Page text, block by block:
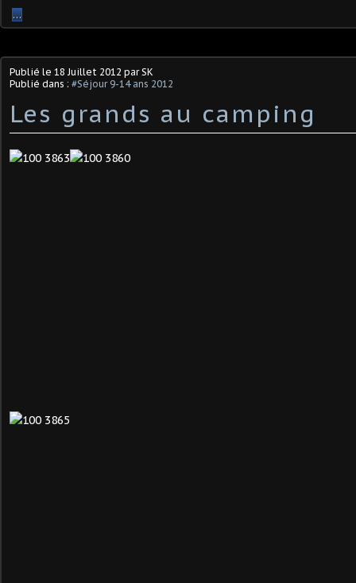
…
Publié le 18 Juillet 2012 par SK
Publié dans : #Séjour 9-14 ans 2012
Les grands au camping